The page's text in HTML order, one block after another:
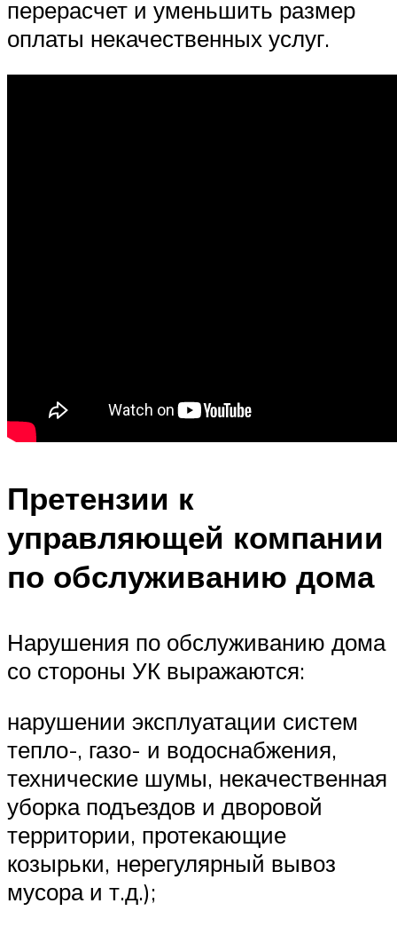
перерасчет и уменьшить размер
оплаты некачественных услуг.
Претензии к
управляющей компании
по обслуживанию дома
Нарушения по обслуживанию дома
со стороны УК выражаются:
нарушении эксплуатации систем
тепло-, газо- и водоснабжения,
технические шумы, некачественная
уборка подъездов и дворовой
территории, протекающие
козырьки, нерегулярный вывоз
мусора и т.д.);